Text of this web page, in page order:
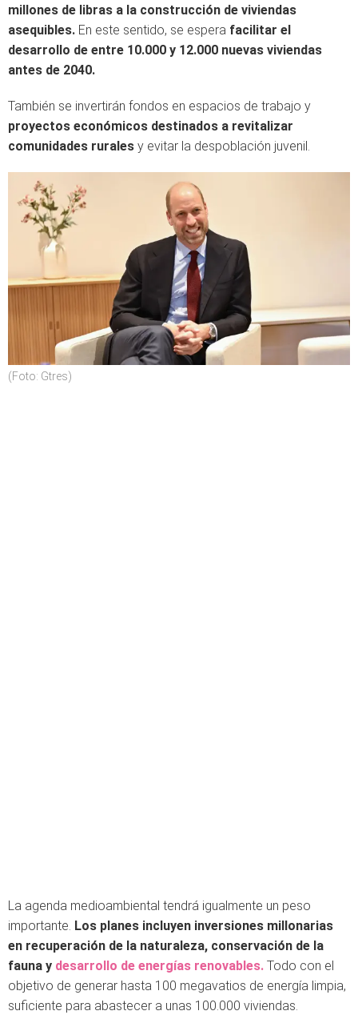
millones de libras a la construcción de viviendas
asequibles. En este sentido, se espera facilitar el
desarrollo de entre 10.000 y 12.000 nuevas viviendas
antes de 2040.
También se invertirán fondos en espacios de trabajo y
proyectos económicos destinados a revitalizar
comunidades rurales y evitar la despoblación juvenil.
(Foto: Gtres)
La agenda medioambiental tendrá igualmente un peso
importante. Los planes incluyen inversiones millonarias
en recuperación de la naturaleza, conservación de la
fauna y desarrollo de energías renovables. Todo con el
objetivo de generar hasta 100 megavatios de energía limpia,
suficiente para abastecer a unas 100.000 viviendas.